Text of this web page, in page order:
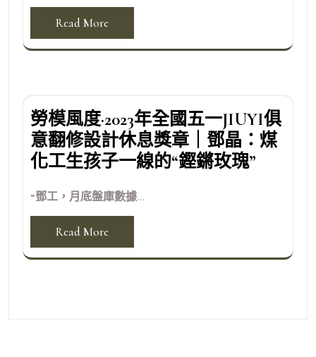
Read More
勞模風度·2023年全國五一JIUYI俱
意翻修設計休息獎章｜鄧晶：煤
化工生孩子一線的“鏗鏘玫瑰”
“鄧工，月底盤庫數據...
Read More